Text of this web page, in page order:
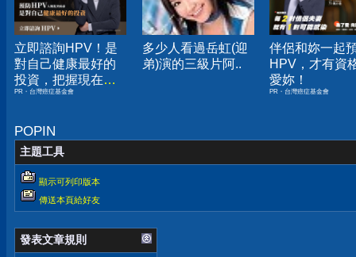
立即諮詢HPV！是
對自己健康最好的
投資，把握現在不
嫌晚！
PR・台灣癌症基金會
多少人看過岳虹(迎
弟)演的三級片阿..
伴侶和妳一起
HPV，才有資
愛妳！
PR・台灣癌症基金會
POPIN
主題工具
顯示可列印版本
傳送本頁給好友
發表文章規則